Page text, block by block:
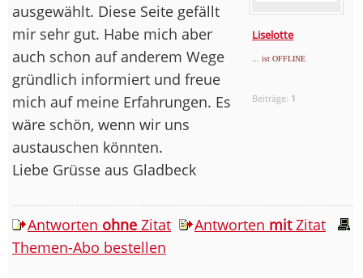
Liselotte
... ist OFFLINE
Beiträge: 1
ausgewählt. Diese Seite gefällt
mir sehr gut. Habe mich aber
auch schon auf anderem Wege
gründlich informiert und freue
mich auf meine Erfahrungen. Es
wäre schön, wenn wir uns
austauschen könnten.
Liebe Grüsse aus Gladbeck
Antworten ohne Zitat Antworten mitZitat
Themen-Abo bestellen